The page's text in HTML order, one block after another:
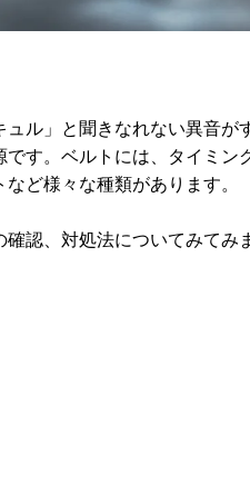
ル」と聞きなれない異音
す。ベルトには、タイミン
ど様々な種類があります。
認、対処法についてみてみ